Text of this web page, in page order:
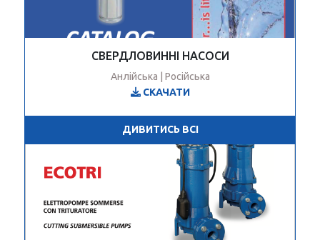
СВЕРДЛОВИННІ НАСОСИ
Анлійська | Російська
СКАЧАТИ
ДИВИТИСЬ ВСІ